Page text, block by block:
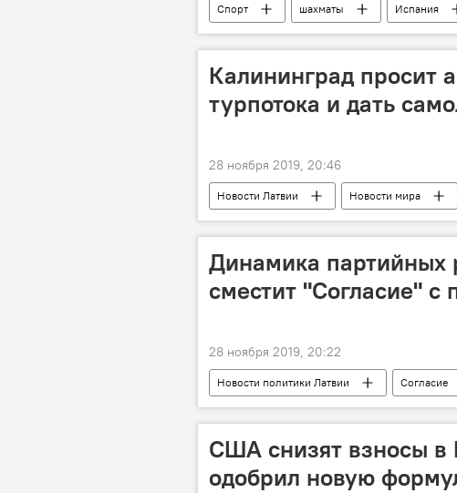
Спорт шахматы Испания
Калининград просит
турпотока и дать
28 ноября 2019, 20:46
Новости Латвии Новости мира
визы
туристы
Динамика партийных
сместит "Согласие" с
28 ноября 2019, 20:22
Новости политики Латвии Согласие
США снизят взносы в
одобрил новую